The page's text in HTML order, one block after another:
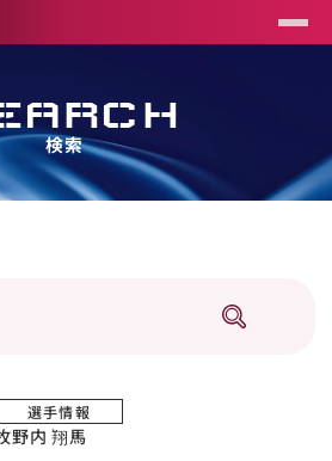
検索
選手情報
野内 翔馬